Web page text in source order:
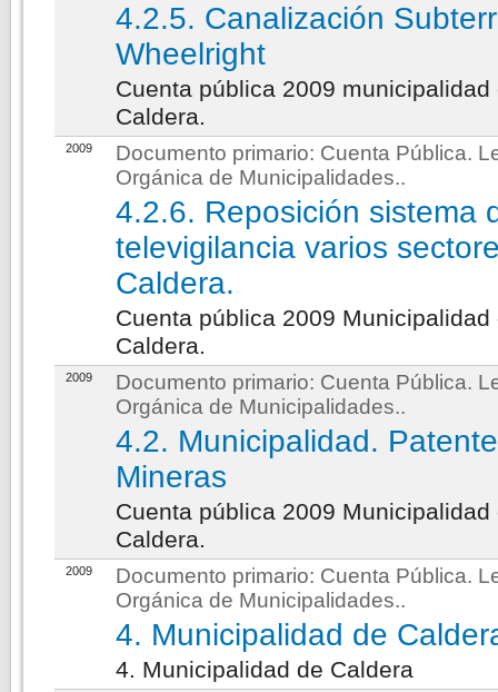
4.2.5. Canalización
Wheelright
Cuenta pública 2009 municipalidad
Caldera.
2009 Documento primario: Cuenta Pública.
Orgánica de Municipalidades..
4.2.6. Reposición sistema
televigilancia varios
Caldera.
Cuenta pública 2009 Municipalidad
Caldera.
2009 Documento primario: Cuenta Pública.
Orgánica de Municipalidades..
4.2. Municipalidad.
Mineras
Cuenta pública 2009 Municipalidad
Caldera.
2009 Documento primario: Cuenta Pública.
Orgánica de Municipalidades..
4. Municipalidad de
4. Municipalidad de Caldera